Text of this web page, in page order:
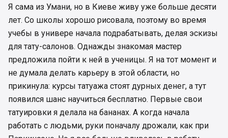
Я сама из Умани, но в Киеве живу уже больше десяти
лет. Со школы хорошо рисовала, поэтому во время
учебы в универе начала подрабатывать, делая эскизы
для тату-салонов. Однажды знакомая мастер
предложила пойти к ней в ученицы. Я на тот момент и
не думала делать карьеру в этой области, но
прикинула: курсы татуажа стоят дурных денег, а тут
появился шанс научиться бесплатно. Первые свои
татуировки я делала на бананах. А когда начала
работать с людьми, руки поначалу дрожали, как при